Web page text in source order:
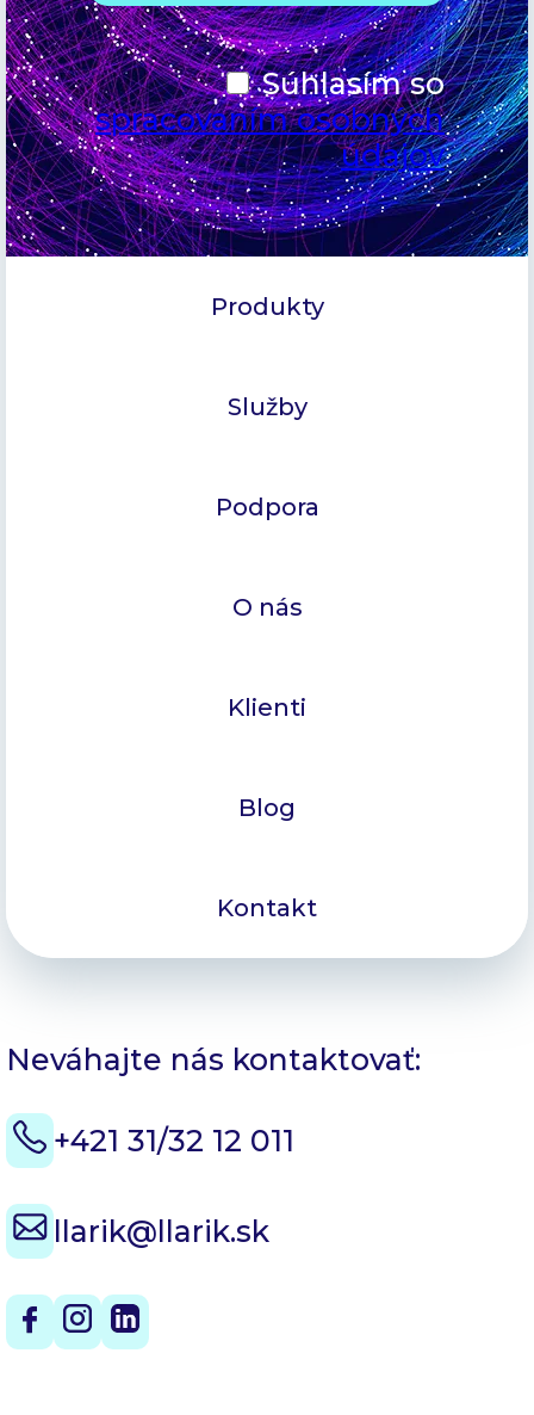
Súhlasím so
spracovaním osobných
údajov
Produkty
Služby
Podpora
O nás
Klienti
Blog
Kontakt
Neváhajte nás kontaktovať:
+421 31/32 12 011
llarik@llarik.sk